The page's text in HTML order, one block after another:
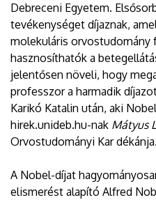
Debreceni Egyetem.
tevékenységet díjaznak,
molekuláris orvostudomány
hasznosíthatók a
jelentősen növeli, hogy
professzor a harmadik
Karikó Katalin után, aki
hirek.unideb.hu-nak Mátyus
Orvostudományi Kar dékánja.
A Nobel-díjat
elismerést alapító Alfred